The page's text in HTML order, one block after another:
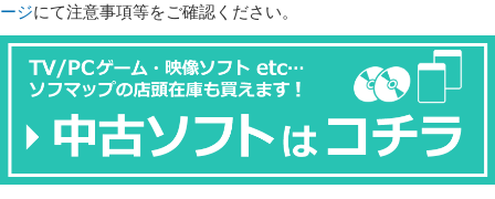
ージにて注意事項等をご確認ください。